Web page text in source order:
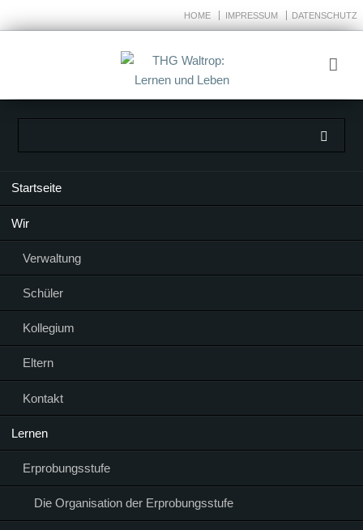
HOME IMPRESSUM DATENSCHUTZ
Startseite
Wir
Verwaltung
Schüler
Kollegium
Eltern
Kontakt
Lernen
Erprobungsstufe
Die Organisation der Erprobungsstufe